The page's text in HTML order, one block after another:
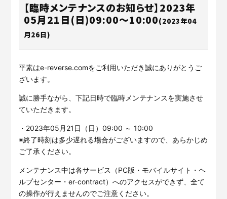
入退場も、調整会議も、もっと
ラクに
Buildeeと連携した機器及び
テムを提供するサービスです。
サービスサイトを見る
CO₂排出量を「見える化」して
みる？
建設業界に特化したCO₂排出量
現場に伝える。伝わる。
施工管理業務の標準化と
サービスサイトを見る
建設現場の”ありがとう”をカ
トプログラムを簡便に構築でき
るサービスです。
【臨時メンテナンスのお知らせ】2023年
05月21日(日)09:00～10:00(2023年04
月26日)
平素はe-reverse.comをご利用いただき誠にありがとうご
ざいます。
誠に勝手ながら、下記日時で臨時メンテナンスを実施させ
ていただきます。
・2023年05月21日（日）09:00 ～ 10:00
※終了時刻は多少遅れる場合がございますので、あらかじめ
ご了承ください。
メンテナンス中は各サービス（PC版・モバイルサイト・ヘ
ルプセンター・er-contract）へのアクセスができず、全て
の操作が行えませんのでご注意ください。